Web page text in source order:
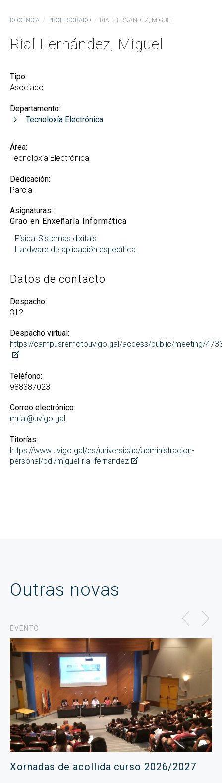
DOCENCIA PROFESORADO RIAL FERNÁNDEZ, MIGUEL
Rial Fernández, Miguel
Tipo:
Asociado
Departamento:
Tecnoloxía Electrónica
Área:
Tecnoloxía Electrónica
Dedicación:
Parcial
Asignaturas:
Grao en Enxeñaría Informática
Física::Sistemas dixitais
Hardware de aplicación específica
Datos de contacto
Despacho:
312
Despacho virtual:
https://campusremotouvigo.gal/access/public/meeting/
Teléfono:
988387023
Correo electrónico:
mrial@uvigo.gal
Titorías:
https://www.uvigo.gal/es/universidad/administracion-
personal/pdi/miguel-rial-fernandez
Outras novas
EVENTO
Xornadas de acollida curso 2026/2027